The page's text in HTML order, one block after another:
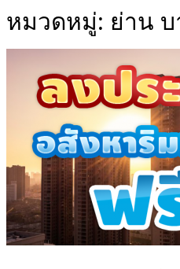
หมวดหมู่: ย่าน บ